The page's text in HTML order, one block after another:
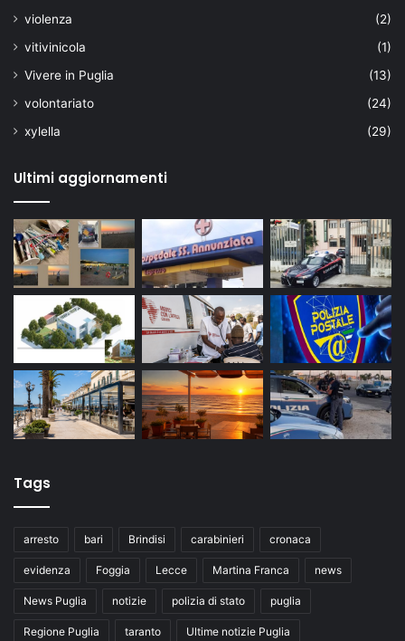
violenza
(2)
vitivinicola
(1)
Vivere in Puglia
(13)
volontariato
(24)
xylella
(29)
Ultimi aggiornamenti
Tags
arresto bari Brindisi carabinieri cronaca
evidenza Foggia Lecce Martina Franca news
News Puglia notizie polizia di stato puglia
Regione Puglia taranto Ultime notizie Puglia